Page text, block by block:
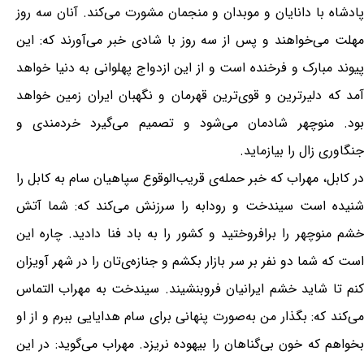
پادشاه با دانایان و موبدان و منجمان مشورت می‌کند. آنان سه روز
مهلت می‌خواهند و پس از سه روز با شادی خبر می‌آورند که: این
پیوند مبارک و فرخنده است و از این ازدواج پهلوانی به دنیا خواهد
آمد که دلیرترین و قوی‌ترین قهرمان و نگهبان ایران زمین خواهد
بود. منوچهر شادمان می‌شود و تصمیم‌ می‌گیرد خردمندی و
جنگاوری زال را بیازماید.
در کابل، مهراب که خبر حمله‌ی قریب‌الوقوع سپاهیان سام به کابل را
شنیده است سیندخت و رودابه را سرزنش می‌کند که: شما آتش
خشم منوچهر را برافروختید و کشور را به باد فنا دادید. چاره این
است که شما دو نفر بر سر بازار بکشم و جنازه‌ی‌تان را در شهر آویزان
کنم تا شاید خشم ایرانیان فروبنشیند. سیندخت به مهراب التماس
می‌کند که: بگذار من به‌صورت پنهانی برای سام هدایایی ببرم و از او
بخواهم که خون بی‌گناهان را بیهوده نریزد. مهراب می‌گوید: در این